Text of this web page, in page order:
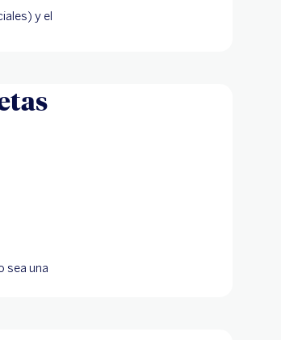
y el
sea una